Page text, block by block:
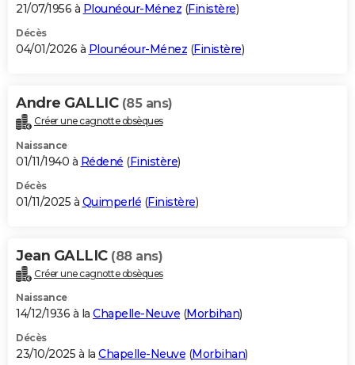
21/07/1956 à Plounéour-Ménez (Finistère)
Décès
04/01/2026 à Plounéour-Ménez (Finistère)
Andre GALLIC (85 ans)
Créer une cagnotte obsèques
Naissance
01/11/1940 à Rédené (Finistère)
Décès
01/11/2025 à Quimperlé (Finistère)
Jean GALLIC (88 ans)
Créer une cagnotte obsèques
Naissance
14/12/1936 à la Chapelle-Neuve (Morbihan)
Décès
23/10/2025 à la Chapelle-Neuve (Morbihan)